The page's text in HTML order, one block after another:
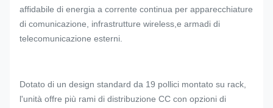
affidabile di energia a corrente continua per apparecchiature
di comunicazione, infrastrutture wireless,e armadi di
telecomunicazione esterni.
Dotato di un design standard da 19 pollici montato su rack,
l'unità offre più rami di distribuzione CC con opzioni di